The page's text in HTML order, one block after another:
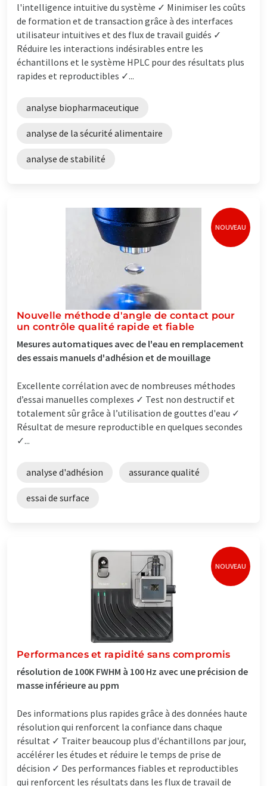
l'intelligence intuitive du système ✓ Minimiser les coûts
de formation et de transaction grâce à des interfaces
utilisateur intuitives et des flux de travail guidés ✓
Réduire les interactions indésirables entre les
échantillons et le système HPLC pour des résultats plus
rapides et reproductibles ✓...
analyse biopharmaceutique
analyse de la sécurité alimentaire
analyse de stabilité
NOUVEAU
Nouvelle méthode d'angle de contact pour
un contrôle qualité rapide et fiable
Mesures automatiques avec de l'eau en remplacement
des essais manuels d'adhésion et de mouillage
Excellente corrélation avec de nombreuses méthodes
d’essai manuelles complexes ✓ Test non destructif et
totalement sûr grâce à l’utilisation de gouttes d'eau ✓
Résultat de mesure reproductible en quelques secondes
✓...
analyse d'adhésion assurance qualité
essai de surface
NOUVEAU
Performances et rapidité sans compromis
résolution de 100K FWHM à 100 Hz avec une précision de
masse inférieure au ppm
Des informations plus rapides grâce à des données haute
résolution qui renforcent la confiance dans chaque
résultat ✓ Traiter beaucoup plus d'échantillons par jour,
accélérer les études et réduire le temps de prise de
décision ✓ Des performances fiables et reproductibles
qui renforcent les résultats dans les flux de travail de